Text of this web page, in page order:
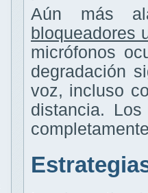
Aún más
bloqueadores
micrófonos
degradación
voz, incluso
distancia.